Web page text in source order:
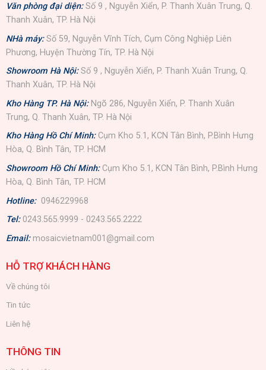
Văn phòng đại diện:Số 9 , Nguyễn Xiển, P. Thanh Xuân Trung, Q.
Thanh Xuân, TP. Hà Nội
NHà máy: Số 59, Nguyễn Vĩnh Tích, Cụm Công Nghiệp Liên
Phương, Huyện Thường Tín, TP. Hà Nội
Showroom Hà Nội: Số 9 , Nguyễn Xiển, P. Thanh Xuân Trung, Q.
Thanh Xuân, TP. Hà Nội
Kho Hàng TP. Hà Nội: Ngõ 286, Nguyễn Xiển, P. Thanh Xuân
Trung, Q. Thanh Xuân, TP. Hà Nội
Kho Hàng Hồ Chí Minh: Cụm Kho 5.1, KCN Tân Bình, P.Bình Hưng
Hòa, Q. Bình Tân, TP. HCM
Showroom Hồ Chí Minh: Cụm Kho 5.1, KCN Tân Bình, P.Bình Hưng
Hòa, Q. Bình Tân, TP. HCM
Hotline: 0946229968
Tel: 0243.565.9999 - 0243.565.2222
Email: mosaicvietnam001@gmail.com
HỖ TRỢ KHÁCH HÀNG
Về chúng tôi
Tin tức
Liên hệ
THÔNG TIN